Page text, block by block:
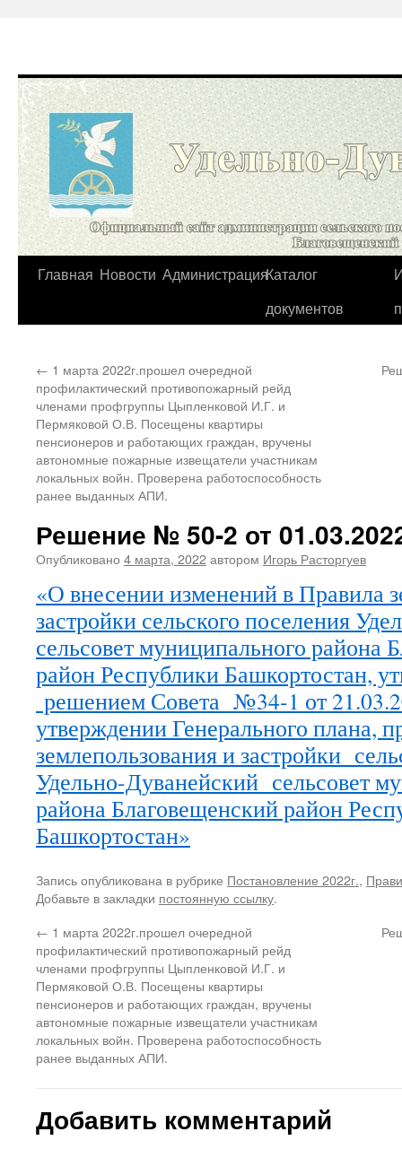
Перейти
Главная Новости АдминистрацияКаталог
документов
← 1 марта 2022г.прошел очередной
профилактический противопожарный рейд
членами профгруппы Цыпленковой И.Г. и
Пермяковой О.В. Посещены квартиры
пенсионеров и работающих граждан, вручены
автономные пожарные извещатели участникам
локальных войн. Проверена работоспособность
ранее выданных АПИ.
Решение № 50-2 от
Опубликовано 4 марта, 2022автором Игорь Расторгуев
«О внесении изменений в Правила
застройки сельского поселения
сельсовет муниципального района
район Республики Башкортостан,
решением Совета №34-1 от
утверждении Генерального плана,
землепользования и застройки
Удельно-Дуванейский сельсовет
района Благовещенский район
Башкортостан»
Запись опубликована в рубрике Постановление 2022г.,
Добавьте в закладки постоянную ссылку.
← 1 марта 2022г.прошел очередной
профилактический противопожарный рейд
членами профгруппы Цыпленковой И.Г. и
Пермяковой О.В. Посещены квартиры
пенсионеров и работающих граждан, вручены
автономные пожарные извещатели участникам
локальных войн. Проверена работоспособность
ранее выданных АПИ.
Добавить комментарий